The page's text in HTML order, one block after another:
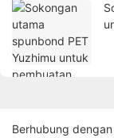
Berhubung